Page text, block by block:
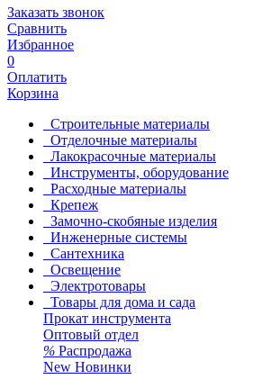
Заказать звонок
Сравнить
Избранное
0
Оплатить
Корзина
Строительные материалы
Отделочные материалы
Лакокрасочные материалы
Инструменты, оборудование
Расходные материалы
Крепеж
Замочно-скобяные изделия
Инженерные системы
Сантехника
Освещение
Электротовары
Товары для дома и сада
Прокат инструмента
Оптовый отдел
% Распродажа
New Новинки